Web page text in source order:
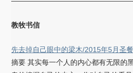
教牧书信
先去掉自己眼中的梁木/2015年5月圣
摘要 其实每一个人的内心都有无限的